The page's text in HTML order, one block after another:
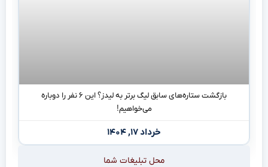
بازگشت ستاره‌های سابق لیگ برتر به لیدز؟ این ۶ نفر را دوباره
می‌خواهیم!
خرداد ۱۷, ۱۴۰۴
محل تبلیغات شما